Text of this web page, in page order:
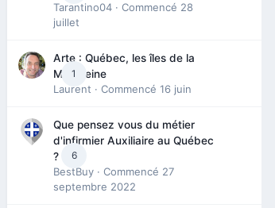
Tarantino04 · Commencé 28
juillet
1
Arte : Québec, les îles de la
Madeleine
Laurent · Commencé 16 juin
6
Que pensez vous du métier
d'infirmier Auxiliaire au Québec
?
BestBuy · Commencé 27
septembre 2022